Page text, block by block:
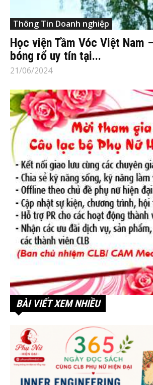
Thông Tin Doanh nghiệp
Học viện Tầm Vóc Việt Nam
bóng rổ uy tín tại...
21/06/2024
BÀI VIẾT XEM NHIỀU